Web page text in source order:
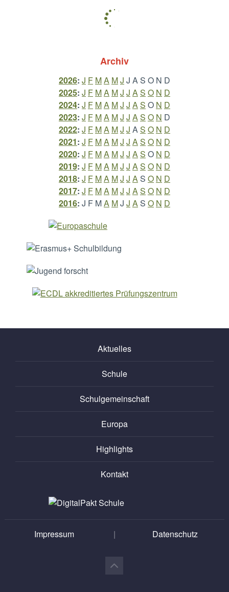
Archiv
2026: J F MA MJ J AS O N D
2025: J F MA MJ J AS O N D
2024: J F MA MJ J AS O N D
2023: J F MA MJ J AS O N D
2022: J F MA MJ J AS O N D
2021: J F MA MJ J AS O N D
2020: J F MA MJ J AS O N D
2019: J F MA MJ J AS O N D
2018: J F MA MJ J AS O N D
2017: J F MA MJ J AS O N D
2016: J F MA MJ J AS O N D
Aktuelles
Schule
Schulgemeinschaft
Europa
Highlights
Kontakt
Impressum | Datenschutz